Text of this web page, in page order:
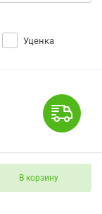
Уценка
В корзину